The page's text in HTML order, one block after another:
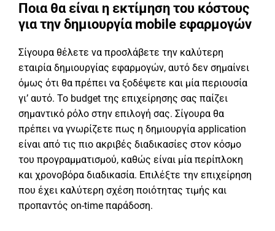
Ποια θα είναι η εκτίμηση του κόστους
για την δημιουργία mobile εφαρμογών
Σίγουρα θέλετε να προσλάβετε την καλύτερη
εταιρία δημιουργίας εφαρμογών, αυτό δεν σημαίνει
όμως ότι θα πρέπει να ξοδέψετε και μία περιουσία
γι’ αυτό. Το budget της επιχείρησης σας παίζει
σημαντικό ρόλο στην επιλογή σας. Σίγουρα θα
πρέπει να γνωρίζετε πως η δημιουργία application
είναι από τις πιο ακριβές διαδικασίες στον κόσμο
του προγραμματισμού, καθώς είναι μία περίπλοκη
και χρονοβόρα διαδικασία. Επιλέξτε την επιχείρηση
που έχει καλύτερη σχέση ποιότητας τιμής και
προπαντός on-time παράδοση.